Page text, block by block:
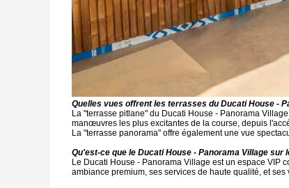
Quelles vues offrent les terrasses du Ducati House -
La "terrasse pitlane" du Ducati House - Panorama
manœuvres les plus excitantes de la course, depuis
La "terrasse panorama" offre également une vue
Qu'est-ce que le Ducati House - Panorama Village
Le Ducati House - Panorama Village est un espace VIP
ambiance premium, ses services de haute qualité, et